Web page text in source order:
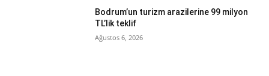
Bodrum’un turizm arazilerine 99 milyon
TL’lik teklif
Ağustos 6, 2026